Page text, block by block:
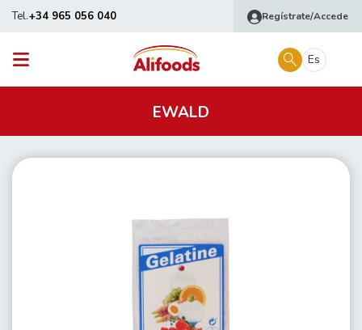
Tel.+34 965 056 040 Regístrate/Accede
Es
EWALD